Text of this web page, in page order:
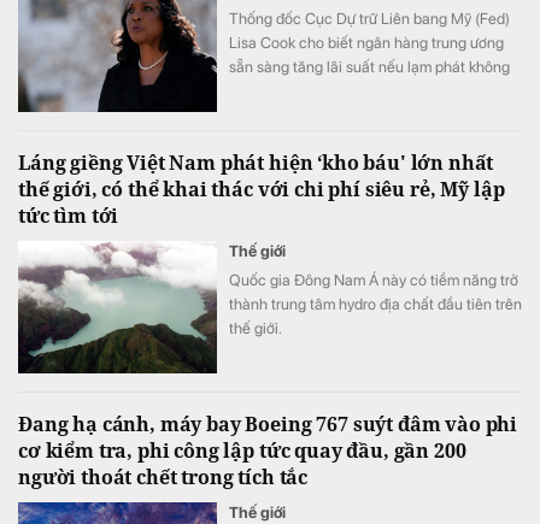
Thống đốc Cục Dự trữ Liên bang Mỹ (Fed)
Lisa Cook cho biết ngân hàng trung ương
sẵn sàng tăng lãi suất nếu lạm phát không
Láng giềng Việt Nam phát hiện ‘kho báu' lớn nhất
thế giới, có thể khai thác với chi phí siêu rẻ, Mỹ lập
tức tìm tới
Thế giới
Quốc gia Đông Nam Á này có tiềm năng trở
thành trung tâm hydro địa chất đầu tiên trên
thế giới.
Đang hạ cánh, máy bay Boeing 767 suýt đâm vào phi
cơ kiểm tra, phi công lập tức quay đầu, gần 200
người thoát chết trong tích tắc
Thế giới